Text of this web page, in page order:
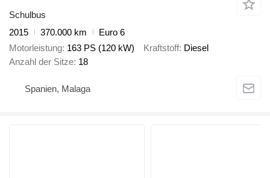
Schulbus
2015
370.000 km
Euro 6
Motorleistung 163 PS (120 kW) Kraftstoff Diesel
Anzahl der Sitze 18
Spanien, Malaga